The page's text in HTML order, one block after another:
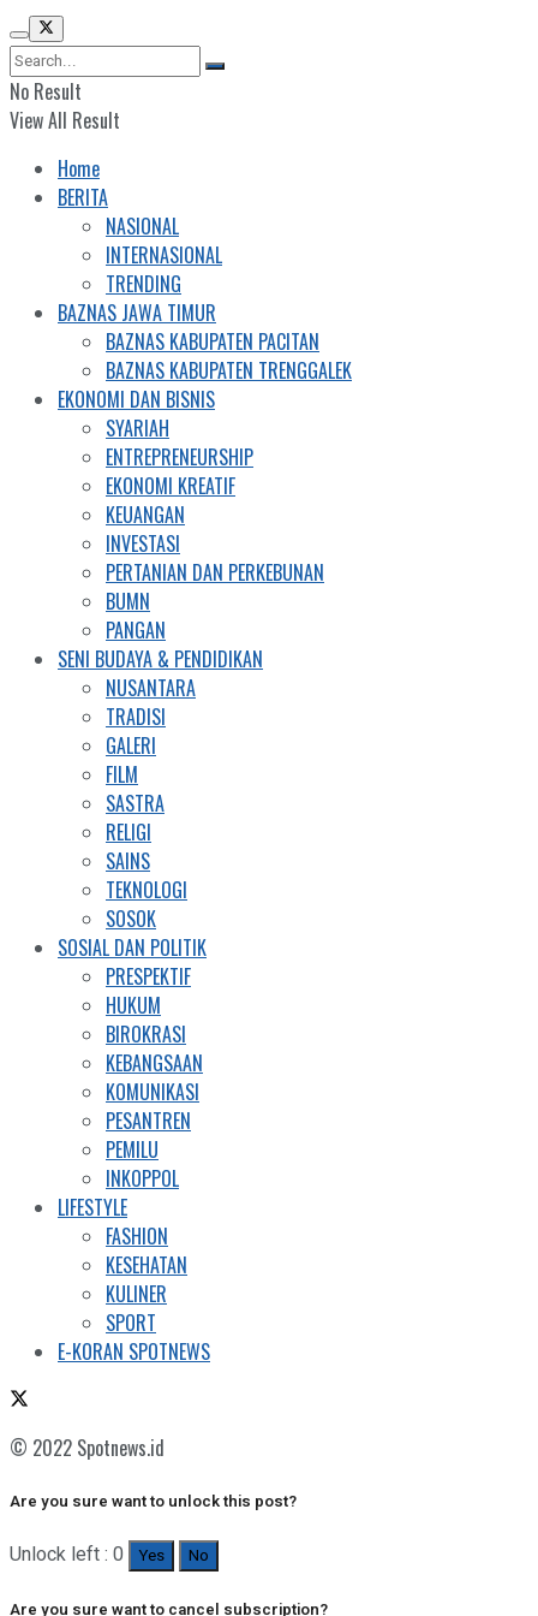
No Result
View All Result
Home
BERITA
NASIONAL
INTERNASIONAL
TRENDING
BAZNAS JAWA TIMUR
BAZNAS KABUPATEN PACITAN
BAZNAS KABUPATEN TRENGGALEK
EKONOMI DAN BISNIS
SYARIAH
ENTREPRENEURSHIP
EKONOMI KREATIF
KEUANGAN
INVESTASI
PERTANIAN DAN PERKEBUNAN
BUMN
PANGAN
SENI BUDAYA & PENDIDIKAN
NUSANTARA
TRADISI
GALERI
FILM
SASTRA
RELIGI
SAINS
TEKNOLOGI
SOSOK
SOSIAL DAN POLITIK
PRESPEKTIF
HUKUM
BIROKRASI
KEBANGSAAN
KOMUNIKASI
PESANTREN
PEMILU
INKOPPOL
LIFESTYLE
FASHION
KESEHATAN
KULINER
SPORT
E-KORAN SPOTNEWS
© 2022 Spotnews.id
Are you sure want to unlock this post?
Unlock left : 0 Yes No
Are you sure want to cancel subscription?